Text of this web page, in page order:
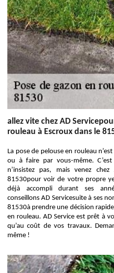
allez vite chez AD
rouleau à Escroux dans le
La pose de pelouse en rouleau
ou à faire par vous-même.
n’insistez pas, mais venez
81530pour voir de votre propre
déjà accompli durant ses
conseillons AD Servicesuite à ses
81530à prendre une décision
en rouleau. AD Service est prêt à
qu’au coût de vos travaux.
même !